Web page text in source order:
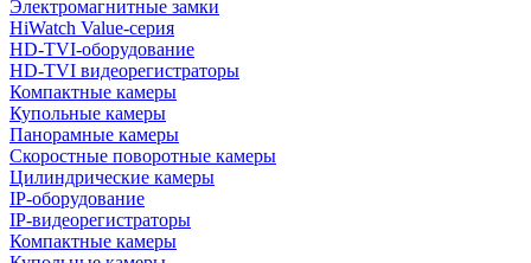
Электромагнитные замки
HiWatch Value-серия
HD-TVI-оборудование
HD-TVI видеорегистраторы
Компактные камеры
Купольные камеры
Панорамные камеры
Скоростные поворотные камеры
Цилиндрические камеры
IP-оборудование
IP-видеорегистраторы
Компактные камеры